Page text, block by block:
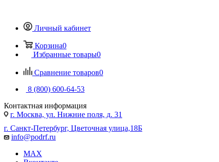
Личный кабинет
Корзина0
Избранные товары0
Сравнение товаров0
8 (800) 600-64-53
Контактная информация
г. Москва, ул. Нижние поля, д. 31
г. Санкт-Петербург, Цветочная улица,18Б
info@podrf.ru
MAX